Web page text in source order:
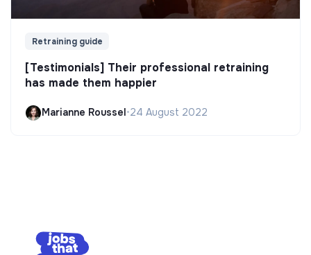
Retraining guide
[Testimonials] Their professional retraining
has made them happier
Marianne Roussel•24 August 2022